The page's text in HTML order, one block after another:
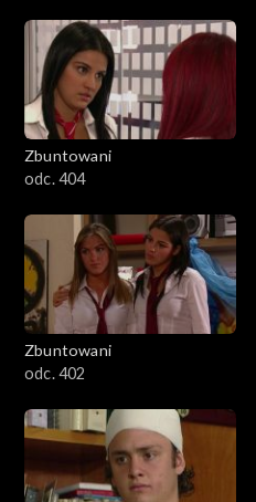
Zbuntowani
odc. 404
Zbuntowani
odc. 402